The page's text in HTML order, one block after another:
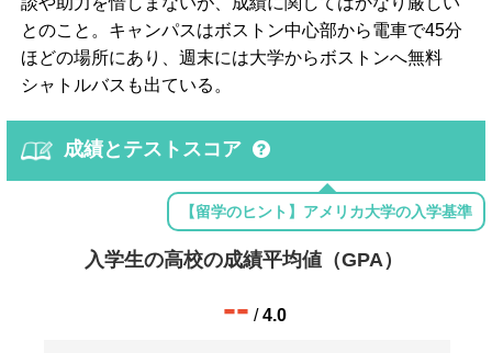
とのこと。キャンパスはボストン中心部から電車で45分
ほどの場所にあり、週末には大学からボストンへ無料
シャトルバスも出ている。
成績とテストスコア
【留学のヒント】アメリカ大学の入学基準
入学生の高校の成績平均値（GPA）
-- /4.0